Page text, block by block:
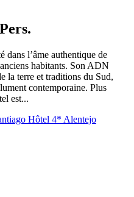
dans l’âme authentique de
habitants. Son ADN
la terre et traditions du Sud,
contemporaine. Plus
est...
Hôtel 4* Alentejo